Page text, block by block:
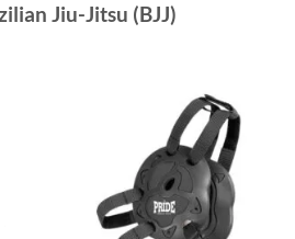
Jiu-Jitsu (BJJ)